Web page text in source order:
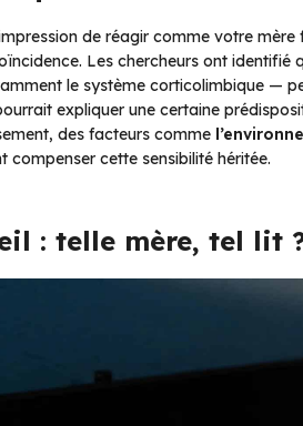
de réagir comme votre mère
Les chercheurs ont identifié
le système corticolimbique —
expliquer une certaine
des facteurs comme
compenser cette sensibilité héritée.
: telle mère, tel lit